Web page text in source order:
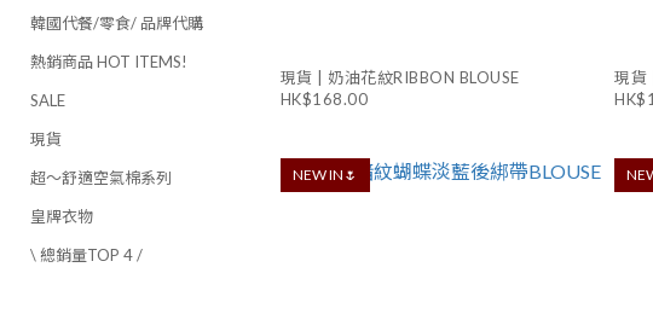
韓國代餐/零食/ 品牌代購
熱銷商品 HOT ITEMS!
SALE
現貨
超～舒適空氣棉系列
皇牌衣物
\ 總銷量TOP 4 /
現貨 | 奶油花紋RIBBON BLOUSE
HK$168.00
現貨
NEW IN🌷